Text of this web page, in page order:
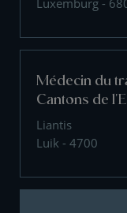
Luxemburg -
Médecin du
Cantons de
Liantis
Luik - 4700